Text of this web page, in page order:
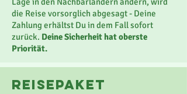
die Reise vorsorglich abgesagt - Deine
Zahlung erhältst Du in dem Fall sofort
zurück. Deine Sicherheit hat oberste
Priorität.
reisepaket